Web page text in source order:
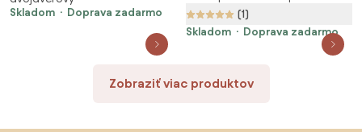
Skladom
Doprava zadarmo
(1)
Skladom
Doprava zadarmo
Zobraziť viac produktov